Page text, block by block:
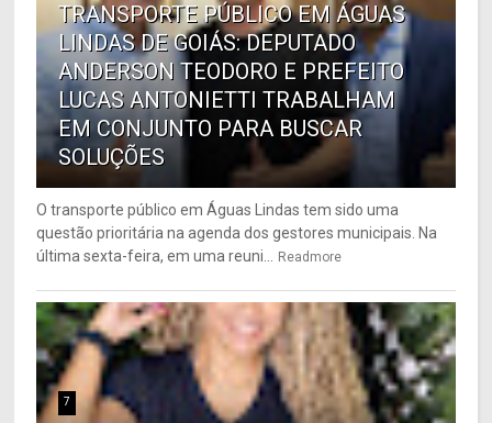
TRANSPORTE PÚBLICO EM ÁGUAS
LINDAS DE GOIÁS: DEPUTADO
ANDERSON TEODORO E PREFEITO
LUCAS ANTONIETTI TRABALHAM
EM CONJUNTO PARA BUSCAR
SOLUÇÕES
O transporte público em Águas Lindas tem sido uma
questão prioritária na agenda dos gestores municipais. Na
última sexta-feira, em uma reuni... Readmore
7